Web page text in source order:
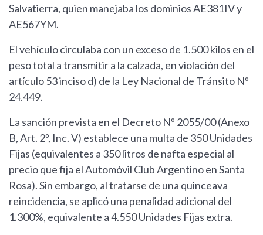
Salvatierra, quien manejaba los dominios AE381IV y
AE567YM.
El vehículo circulaba con un exceso de 1.500 kilos en el
peso total a transmitir a la calzada, en violación del
artículo 53 inciso d) de la Ley Nacional de Tránsito Nº
24.449.
La sanción prevista en el Decreto Nº 2055/00 (Anexo
B, Art. 2º, Inc. V) establece una multa de 350 Unidades
Fijas (equivalentes a 350 litros de nafta especial al
precio que fija el Automóvil Club Argentino en Santa
Rosa). Sin embargo, al tratarse de una quinceava
reincidencia, se aplicó una penalidad adicional del
1.300%, equivalente a 4.550 Unidades Fijas extra.